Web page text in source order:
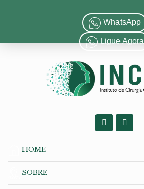
WhatsApp
Ligue Agora
HOME
SOBRE